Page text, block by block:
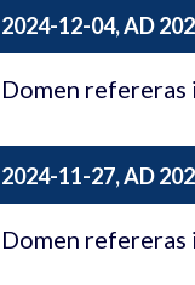
2024-12-04, AD
Domen refereras
2024-11-27, AD
Domen refereras